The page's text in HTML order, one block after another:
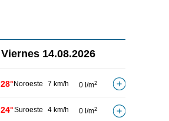
Viernes 14.08.2026
28° Noroeste 7 km/h 0 l/m2
24°Suroeste 4 km/h 0 l/m2